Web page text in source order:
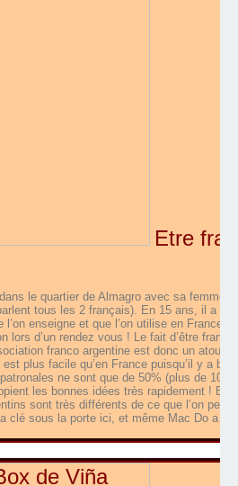
Etre
le quartier de Almagro avec sa femme
tous les 2 français). En 15 ans, il a
l’on enseigne et que l’on utilise en France
lors d’un rendez vous ! Le fait d’être
franco argentine est donc un atout
plus facile qu’en France puisqu’il y a
ne sont que de 50% (plus de
les bonnes idées très rapidement !
sont très différents de ce que l’on
clé sous la porte ici, et même Mac Do a